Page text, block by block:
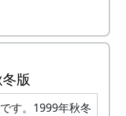
いオーナーを募
田オーナー選
版
す。1999年秋冬